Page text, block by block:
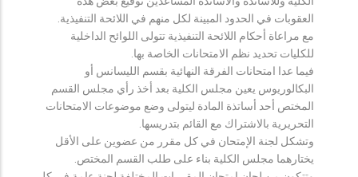
العقوبات في الحدود المبينة لكل منهم في اللائحة التنفيذية.
مع مراعاة أحكام اللائحة التنفيذية تتولى اللوائح الداخلية
للكليات تحديد نظم الامتحانات الخاصة بها.
فيما عدا امتحانات الفرقة النهائية بقسم الليسانس أو
البكالوريوس يعين مجلس الكلية بعد أخذ رأي مجلس القسم
المختص أحد أساتذة المادة ليتولى وضع موضوعات الامتحانات
التحريرية بالاشتراك مع القائم بتدريسها.
وتشكل لجنة الإمتحان في كل مقرر من عضوين على الأقل
يختارهما مجلس الكلية بناء على طلب القسم المختص.